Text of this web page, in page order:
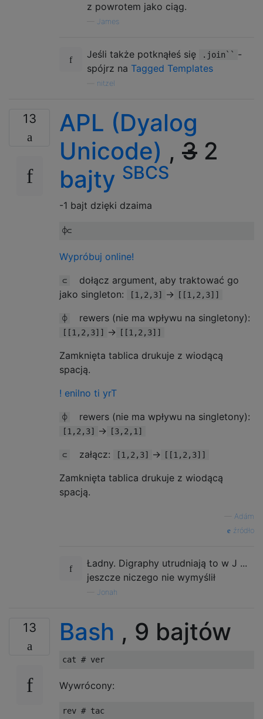
z powrotem jako ciąg.
James
Jeśli także potknąłeś się .join`` -
spójrz na Tagged Templates
nitzel
13
APL (Dyalog
Unicode) , 3 2
bajty SBCS
-1 bajt dzięki dzaima
⌽⊂
Wypróbuj online!
⊂
dołącz argument, aby traktować go
jako singleton:
[1,2,3] → [[1,2,3]]
⌽ rewers (nie ma wpływu na singletony):
[[1,2,3]] → [[1,2,3]]
Zamknięta tablica drukuje z wiodącą
spacją.
! enilno ti yrT
⌽ rewers (nie ma wpływu na singletony):
[1,2,3] → [3,2,1]
⊂ załącz: [1,2,3] → [[1,2,3]]
Zamknięta tablica drukuje z wiodącą
spacją.
Adám
źródło
Ładny. Digraphy utrudniają to w J ...
jeszcze niczego nie wymyślił
Jonah
13 Bash , 9 bajtów
cat # ver
Wywrócony:
rev # tac